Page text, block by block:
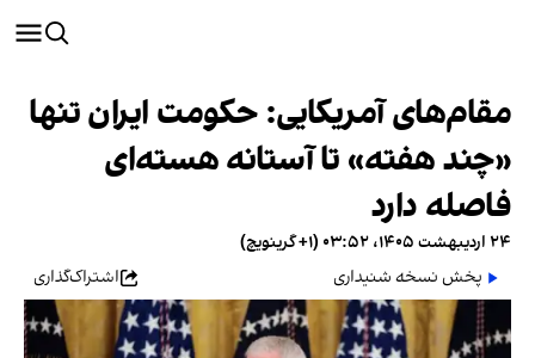
مقام‌های آمریکایی: حکومت ایران تنها
«چند هفته» تا آستانه هسته‌ای
فاصله دارد
۲۴ اردیبهشت ۱۴۰۵، ۰۳:۵۲ (‎+۱ گرینویچ)
پخش نسخه شنیداری
اشتراک‌گذاری